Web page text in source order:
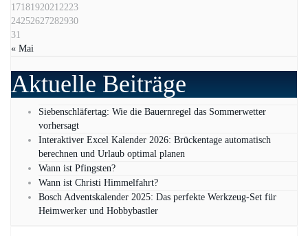
17181920212223
24252627282930
31
« Mai
Aktuelle Beiträge
Siebenschläfertag: Wie die Bauernregel das Sommerwetter
vorhersagt
Interaktiver Excel Kalender 2026: Brückentage automatisch
berechnen und Urlaub optimal planen
Wann ist Pfingsten?
Wann ist Christi Himmelfahrt?
Bosch Adventskalender 2025: Das perfekte Werkzeug-Set für
Heimwerker und Hobbybastler